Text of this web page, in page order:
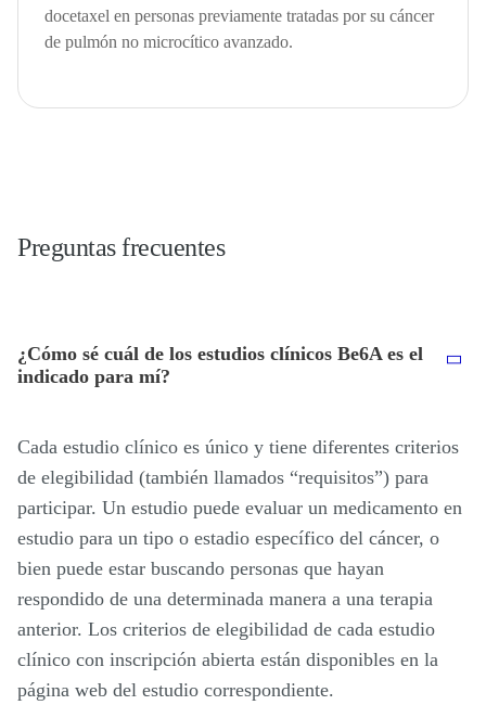
docetaxel en personas previamente tratadas por su cáncer
de pulmón no microcítico avanzado.
Preguntas frecuentes
¿Cómo sé cuál de los estudios clínicos Be6A es el
indicado para mí?
Cada estudio clínico es único y tiene diferentes criterios
de elegibilidad (también llamados “requisitos”) para
participar. Un estudio puede evaluar un medicamento en
estudio para un tipo o estadio específico del cáncer, o
bien puede estar buscando personas que hayan
respondido de una determinada manera a una terapia
anterior. Los criterios de elegibilidad de cada estudio
clínico con inscripción abierta están disponibles en la
página web del estudio correspondiente.